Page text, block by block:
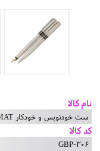
نام کالا
ست خودنویس و خودکار IPLOMAT مدل SCHMITS
کد کالا
GBP-306